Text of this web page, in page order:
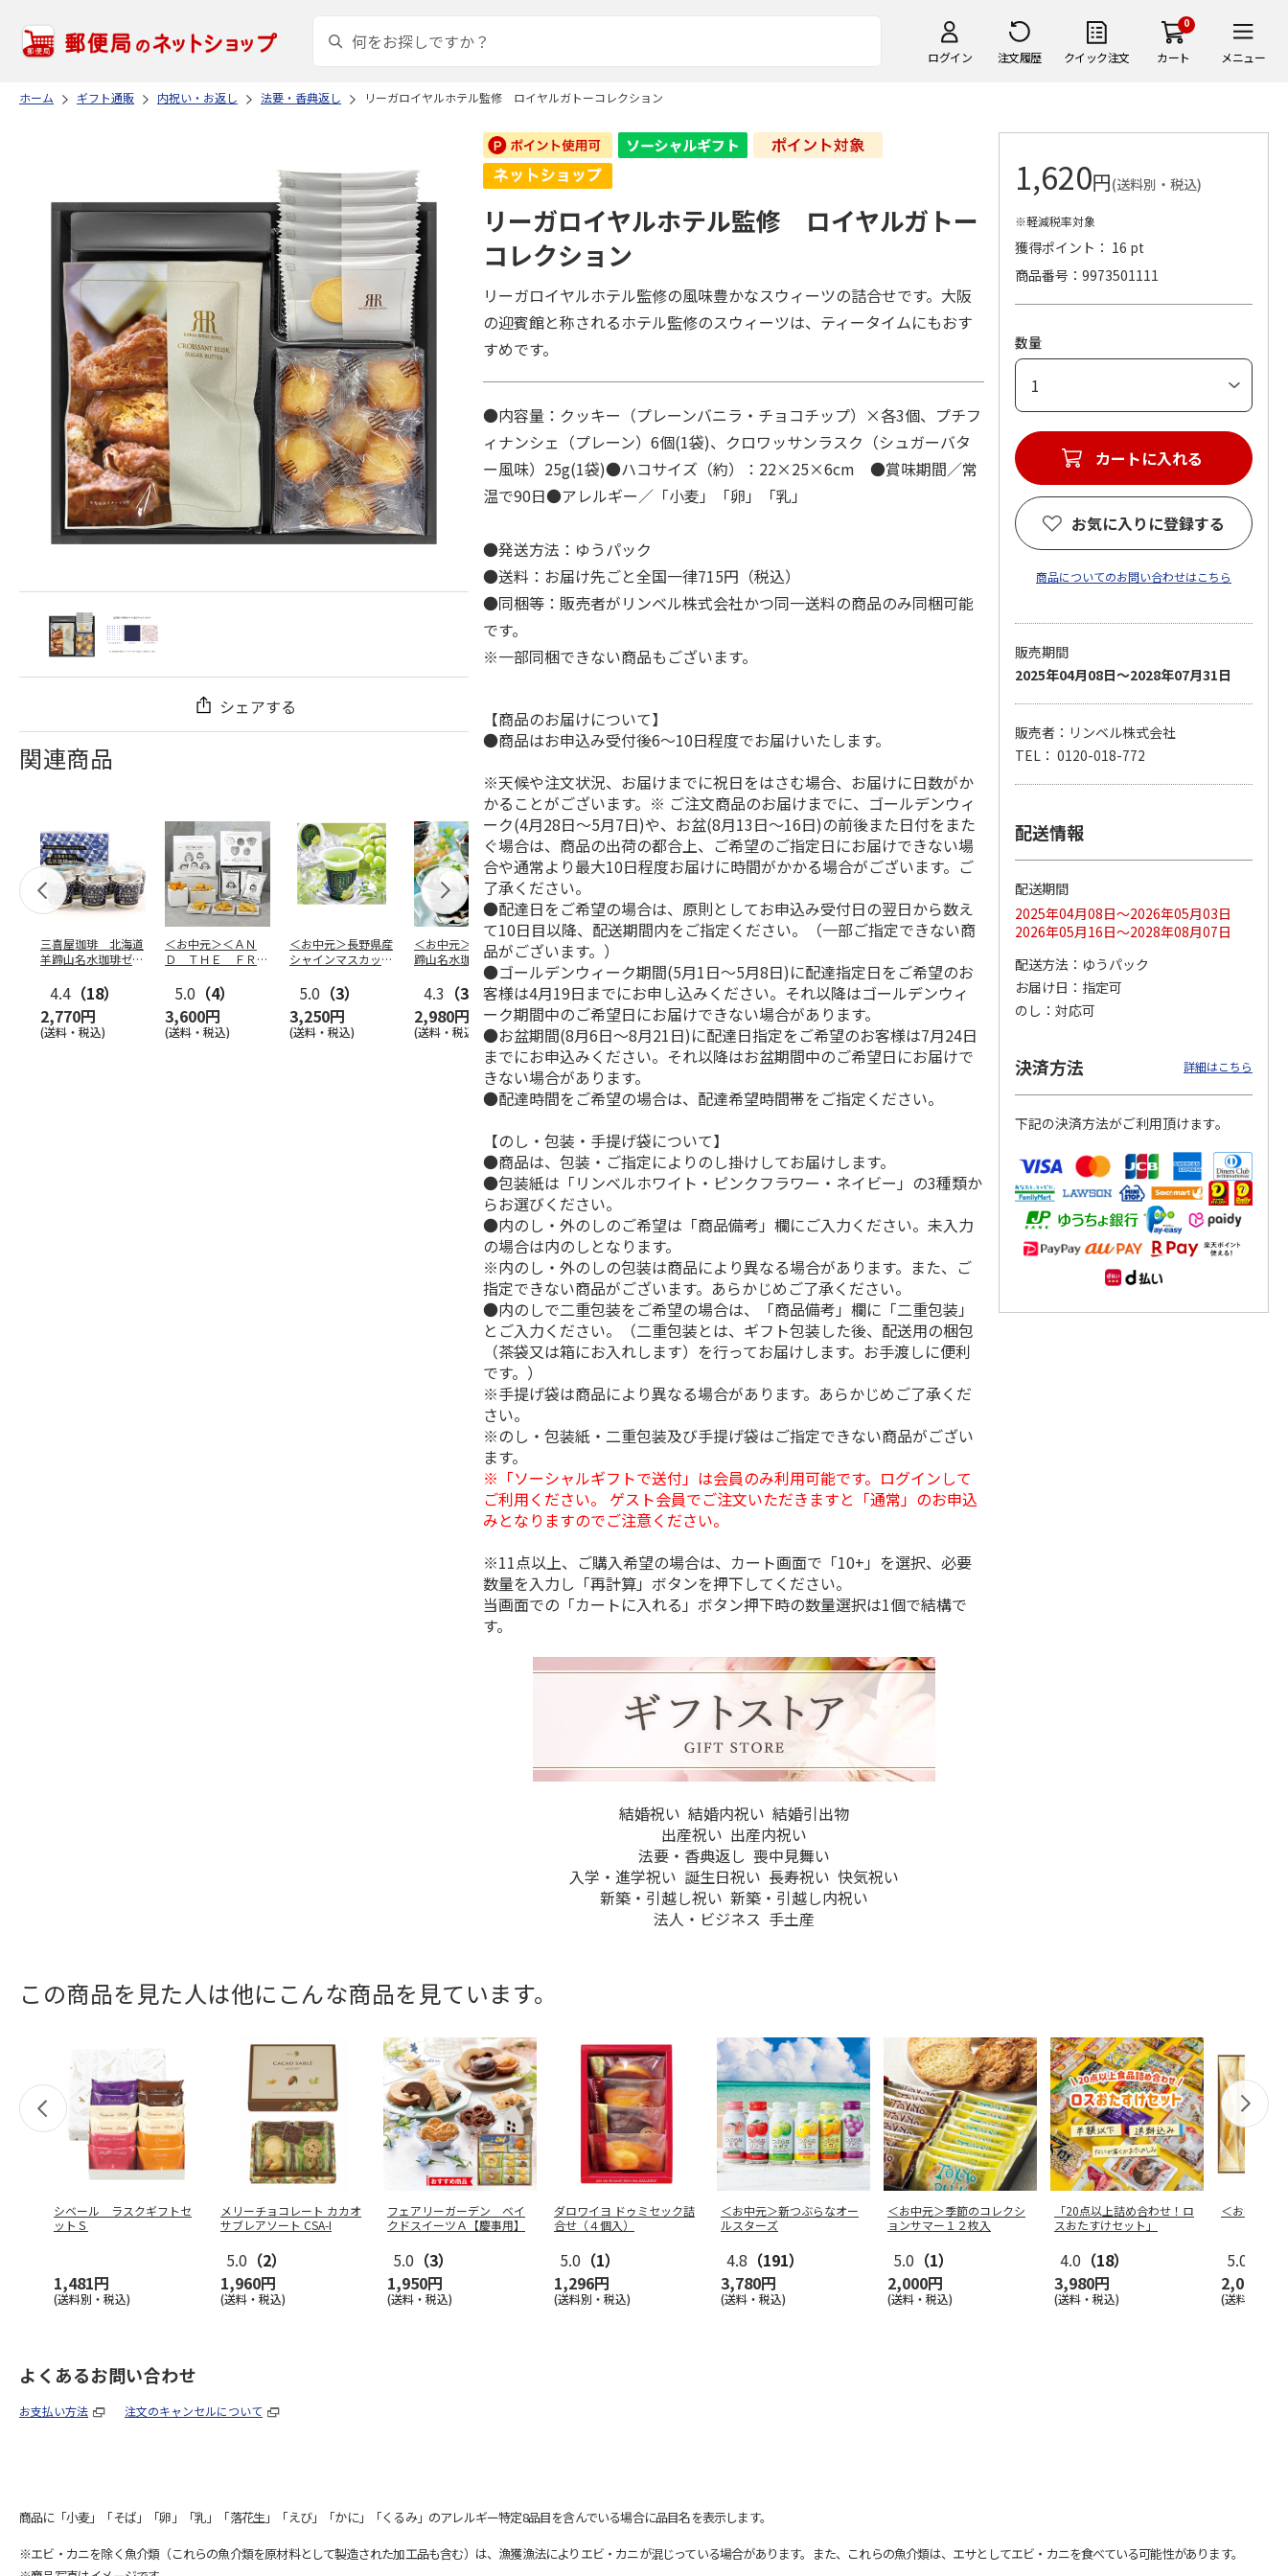
ログイン 注文履歴 クイック注文
0
カート メニュー
ホーム ギフト通販 内祝い・お返し 法要・香典返し リーガロイヤルホテル監修 ロイヤルガトーコレクション
シェアする
関連商品
三喜屋珈琲 北海道
羊蹄山名水珈琲ゼリ
4.4 （18）
2,770円
(送料・税込)
＜お中元＞＜ＡＮ
Ｄ ＴＨＥ ＦＲＩ
ト５種
…
5.0 （4）
3,600円
(送料・税込)
＜お中元＞長野県産
シャインマスカット
5.0 （3）
3,250円
(送料・税込)
＜お中元＞北海道羊
蹄山名水珈琲ゼリー
4.3 （3）
2,980円
(送料・税込)
＜お中元＞＜ひとと
え＞３層デザートジ
ュレパフェ～国産フ
ルー…
4.7（10）
2,980円
(送料・税込)
＜お中元＞＜銀座千
個
5.0（5）
3,240円
(送料・税込)
バンホーテン「チョ
ーション」
30g×21…
4,980円
(送料・税込)
＜沼津深海プリン工
房＞プレーン・深海
プリンセット
(送料・税込)
【冷凍】三國シェフ
推奨 2種のブリュレ
6個セット(クレー…
5.0 （4）
4,320円
＜お中元＞＜ねんり
リーガロイヤルホテル監修 ロイヤルガトー
コレクション
リーガロイヤルホテル監修の風味豊かなスウィーツの詰合せです。大阪
の迎賓館と称されるホテル監修のスウィーツは、ティータイムにもおす
すめです。
●内容量：クッキー（プレーンバニラ・チョコチップ）×各3個、プチフ
ィナンシェ（プレーン）6個(1袋)、クロワッサンラスク（シュガーバタ
ー風味）25g(1袋)●ハコサイズ（約）：22×25×6cm ●賞味期間／常
温で90日●アレルギー／「小麦」「卵」「乳」
●発送方法：ゆうパック
●送料：お届け先ごと全国一律715円（税込）
●同梱等：販売者がリンベル株式会社かつ同一送料の商品のみ同梱可能
です。
※一部同梱できない商品もございます。
【商品のお届けについて】
●商品はお申込み受付後6～10日程度でお届けいたします。
※天候や注文状況、お届けまでに祝日をはさむ場合、お届けに日数がか
かることがございます。※ ご注文商品のお届けまでに、ゴールデンウィ
ーク(4月28日～5月7日)や、お盆(8月13日～16日)の前後また日付をまた
ぐ場合は、商品の出荷の都合上、ご希望のご指定日にお届けできない場
合や通常より最大10日程度お届けに時間がかかる場合がございます。ご
了承ください。
●配達日をご希望の場合は、原則としてお申込み受付日の翌日から数え
て10日目以降、配送期間内をご指定ください。（一部ご指定できない商
品がございます。）
●ゴールデンウィーク期間(5月1日～5月8日)に配達指定日をご希望のお
客様は4月19日までにお申し込みください。それ以降はゴールデンウィ
ーク期間中のご希望日にお届けできない場合があります。
●お盆期間(8月6日～8月21日)に配達日指定をご希望のお客様は7月24日
までにお申込みください。それ以降はお盆期間中のご希望日にお届けで
きない場合があります。
●配達時間をご希望の場合は、配達希望時間帯をご指定ください。
【のし・包装・手提げ袋について】
●商品は、包装・ご指定によりのし掛けしてお届けします。
●包装紙は「リンベルホワイト・ピンクフラワー・ネイビー」の3種類か
らお選びください。
●内のし・外のしのご希望は「商品備考」欄にご入力ください。未入力
の場合は内のしとなります。
※内のし・外のしの包装は商品により異なる場合があります。また、ご
指定できない商品がございます。あらかじめご了承ください。
●内のしで二重包装をご希望の場合は、「商品備考」欄に「二重包装」
とご入力ください。（二重包装とは、ギフト包装した後、配送用の梱包
（茶袋又は箱にお入れします）を行ってお届けします。お手渡しに便利
です。）
※手提げ袋は商品により異なる場合があります。あらかじめご了承くだ
さい。
※のし・包装紙・二重包装及び手提げ袋はご指定できない商品がござい
ます。
※「ソーシャルギフトで送付」は会員のみ利用可能です。ログインして
ご利用ください。 ゲスト会員でご注文いただきますと「通常」のお申込
みとなりますのでご注意ください。
※11点以上、ご購入希望の場合は、カート画面で「10+」を選択、必要
数量を入力し「再計算」ボタンを押下してください。
当画面での「カートに入れる」ボタン押下時の数量選択は1個で結構で
す。
結婚祝い 結婚内祝い 結婚引出物
出産祝い 出産内祝い
法要・香典返し 喪中見舞い
入学・進学祝い 誕生日祝い 長寿祝い 快気祝い
新築・引越し祝い 新築・引越し内祝い
法人・ビジネス 手土産
1,620円(送料別・税込)
※軽減税率対象
獲得ポイント： 16 pt
商品番号
9973501111
数量
カートに入れる
お気に入りに登録する
商品についてのお問い合わせはこちら
販売期間
2025年04月08日～2028年07月31日
販売者：リンベル株式会社
TEL： 0120-018-772
配送情報
配送期間
2025年04月08日～2026年05月03日
2026年05月16日～2028年08月07日
配送方法
ゆうパック
お届け日
指定可
のし
対応可
決済方法 詳細はこちら
下記の決済方法がご利用頂けます。
この商品を見た人は他にこんな商品を見ています。
シベール ラスクギフトセ
ットＳ
1,481円
(送料別・税込)
メリーチョコレート カカオ
サブレアソート CSA-I
5.0 （2）
1,960円
(送料・税込)
フェアリーガーデン ベイ
クドスイーツＡ【慶事用】
5.0 （3）
1,950円
(送料・税込)
ダロワイヨ ドゥミセック詰
合せ（４個入）
5.0 （1）
1,296円
(送料別・税込)
＜お中元＞新つぶらなオー
ルスターズ
4.8 （191）
3,780円
(送料・税込)
＜お中元＞季節のコレクシ
ョンサマー１２枚入
5.0 （1）
2,000円
(送料・税込)
「20点以上詰め合わせ！ロ
スおたすけセット」
4.0 （18）
3,980円
(送料・税込)
＜お中元＞
5.0
2,050円
(送料・税込)
よくあるお問い合わせ
お支払い方法 注文のキャンセルについて
商品に「小麦」「そば」「卵」「乳」「落花生」「えび」「かに」「くるみ」のアレルギー特定8品目を含んでいる場合に品目名を表示します。
※エビ・カニを除く魚介類（これらの魚介類を原材料として製造された加工品も含む）は、漁獲漁法によりエビ・カニが混じっている場合があります。また、これらの魚介類は、エサとしてエビ・カニを食べている可能性があります。